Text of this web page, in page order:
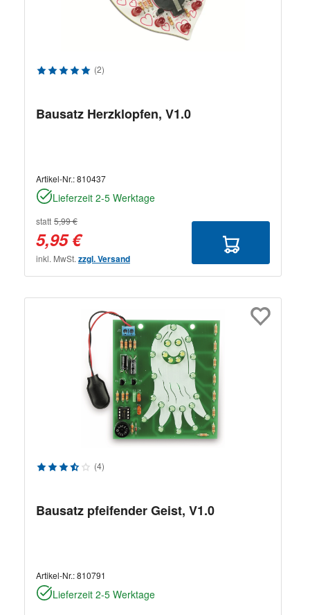
Durchschnittliche Bewertung von 5 von 5 Sternen
(2)
Bausatz Herzklopfen, V1.0
Artikel-Nr.:810437
Lieferzeit 2-5 Werktage
statt 5,99 €
5,95 €
inkl. MwSt. zzgl. Versand
Durchschnittliche Bewertung von 3.4 von 5 Sternen
(4)
Bausatz pfeifender Geist, V1.0
Artikel-Nr.:810791
Lieferzeit 2-5 Werktage